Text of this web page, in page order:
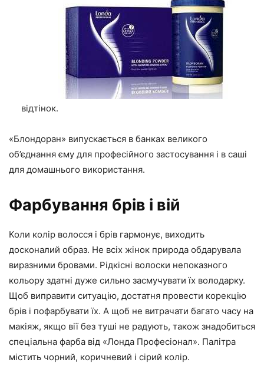
відтінок.
«Блондоран» випускається в банках великого
об’єднання єму для професійного застосування і в саші
для домашнього використання.
Фарбування брів і вій
Коли колір волосся і брів гармонує, виходить
досконалий образ. Не всіх жінок природа обдарувала
виразними бровами. Рідкісні волоски непоказного
кольору здатні дуже сильно засмучувати їх володарку.
Щоб виправити ситуацію, достатня провести корекцію
брів і пофарбувати їх. А щоб не витрачати багато часу на
макіяж, якщо вії без туші не радують, також знадобиться
спеціальна фарба від «Лонда Професіонал». Палітра
містить чорний, коричневий і сірий колір.